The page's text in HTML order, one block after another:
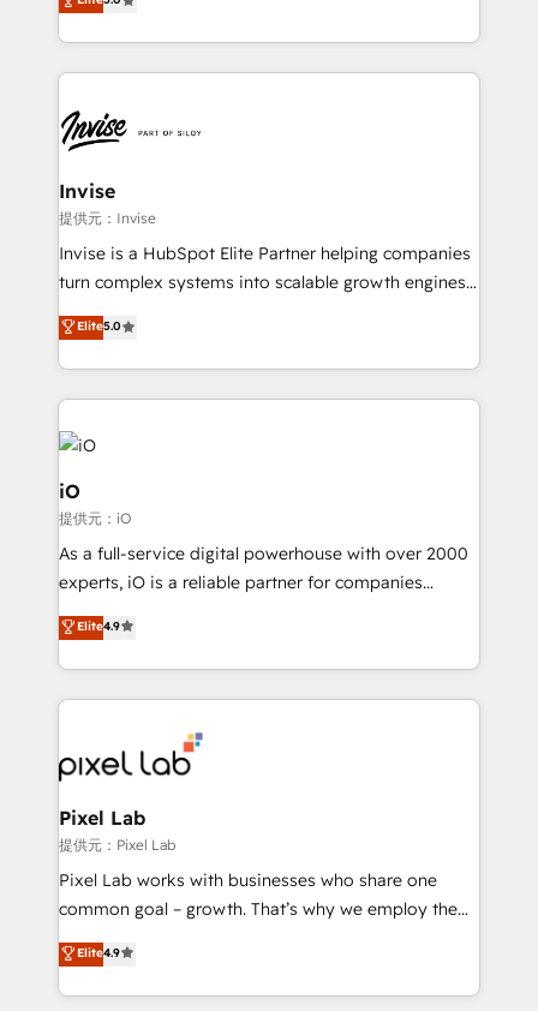
much Benelux companies as possible to be
bespoke approach for every client. Services include
business growth strategies, sales enablement, CRM
set-up, Migrations, Integrations, Enterprise level
Ops Hub Software, inbound marketing strategy,
content strategies, branding, HubSpot CMS,
bespoke web apps and growth driven design
websites. Experienced in helping Global B2B
Manufacturers, Fintech, Professional Services, IT and
SaaS industries.
Invise
提供元：Invise
Invise is a HubSpot Elite Partner helping companies
turn complex systems into scalable growth engines.
We combine strategy, technology and change
management to drive measurable results. As part of
the fast-growing Siloy Group, we unite more than
250+ HubSpot experts across Europe – ready to
build a CRM architecture optimized to support your
business goals. Talk to us if you’re looking to: -
Connect marketing, sales and operations around one
reliable source of truth - Unlock the full value of your
CRM and marketing data, not just implement a
system - Accelerate impact with a partner who
Elite5.0
iO
提供元：iO
As a full-service digital powerhouse with over 2000
experts, iO is a reliable partner for companies
looking to strengthen their position in the fields of
marketing, technology, content, strategy and
creation. iO combines in-depth knowledge on both
the marketing and technology end of HubSpot,
from end-to-end. Teams of marketing specialists,
developers, copywriters and designers work side by
side to meet the specific demands of every client
and project. Dedicated HubSpot teams combine all
skills for HubSpot projects from strategy to
implementation and training. Skilled in-house
complex API integrations with external platforms.
Working from several campuses across Belgium, The
Elite4.9
Pixel Lab
提供元：Pixel Lab
Pixel Lab works with businesses who share one
common goal – growth. That’s why we employ the
latest innovations in disruptive technology in our
approach to web design, sales enablement and
inbound marketing that deliver month-on-month
Elite4.9